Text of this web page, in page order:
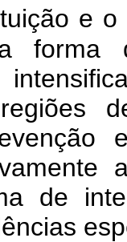
e
forma
de